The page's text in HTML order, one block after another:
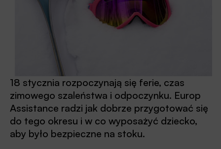
18 stycznia rozpoczynają się ferie, czas
zimowego szaleństwa i odpoczynku. Europ
Assistance radzi jak dobrze przygotować się
do tego okresu i w co wyposażyć dziecko,
aby było bezpieczne na stoku.